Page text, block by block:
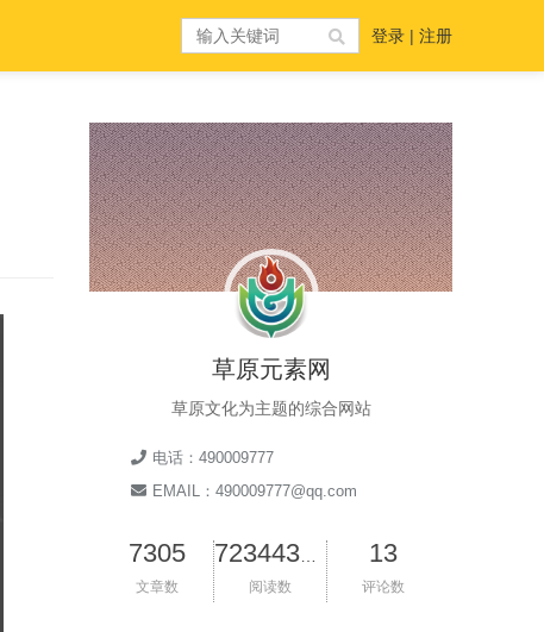
登录 | 注册
草原元素网
草原文化为主题的综合网站
电话：490009777
EMAIL：490009777@qq.com
7305
文章数 阅读数
13
评论数